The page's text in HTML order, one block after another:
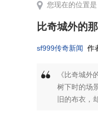
您现在的位置是
比奇城外的
sf999传奇新闻 作
《比奇城
树下时的场
旧的布衣